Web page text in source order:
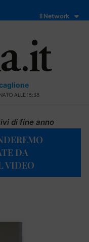
Il Network
ALLE 15:38
di fine anno
DA
VIDEO